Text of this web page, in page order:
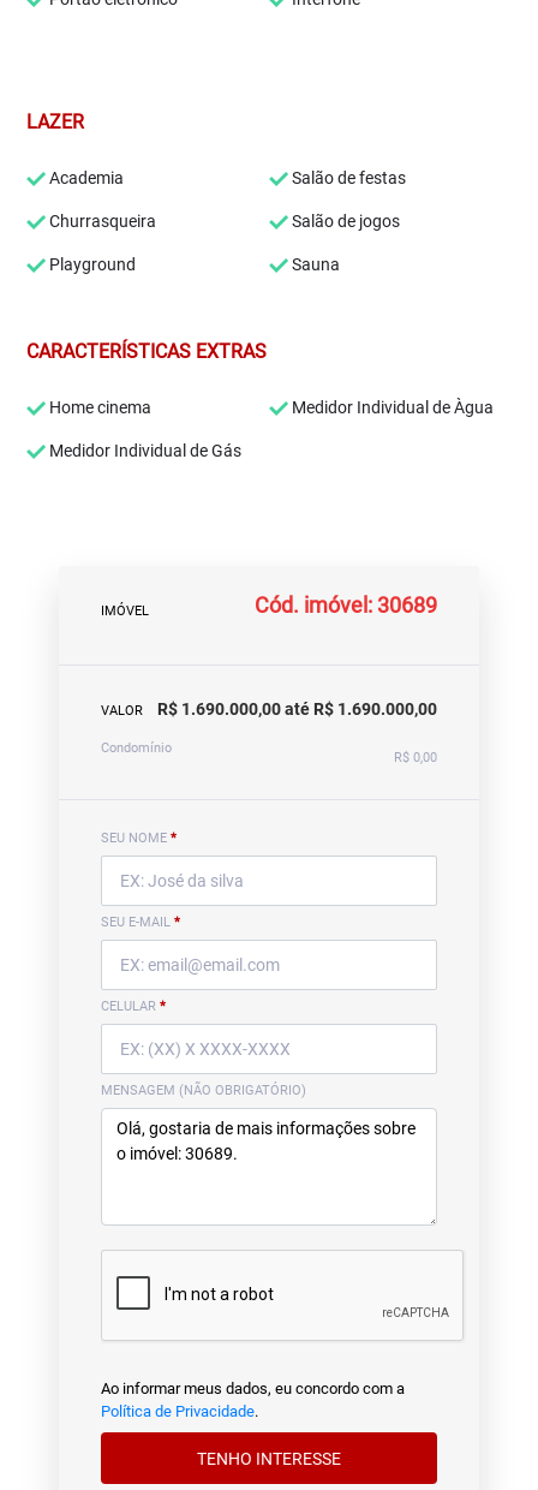
LAZER
Academia Salão de festas
Churrasqueira Salão de jogos
Playground Sauna
CARACTERÍSTICAS EXTRAS
Home cinema Medidor Individual de Àgua
Medidor Individual de Gás
IMÓVEL Cód. imóvel: 30689
VALOR R$ 1.690.000,00 até R$ 1.690.000,00
Condomínio
R$ 0,00
SEU NOME *
SEU E-MAIL *
CELULAR *
MENSAGEM (NÃO OBRIGATÓRIO)
Ao informar meus dados, eu concordo com a
Política de Privacidade.
TENHO INTERESSE